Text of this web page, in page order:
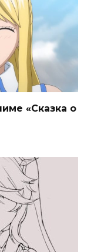
«Сказка о